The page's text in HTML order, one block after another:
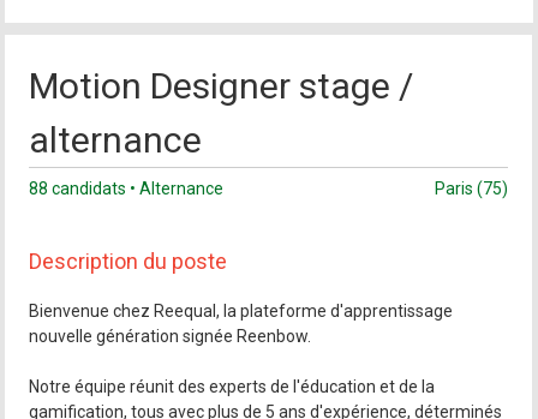
Motion Designer stage /
alternance
88 candidats • Alternance Paris (75)
Description du poste
Bienvenue chez Reequal, la plateforme d'apprentissage
nouvelle génération signée Reenbow.
Notre équipe réunit des experts de l'éducation et de la
gamification, tous avec plus de 5 ans d'expérience, déterminés